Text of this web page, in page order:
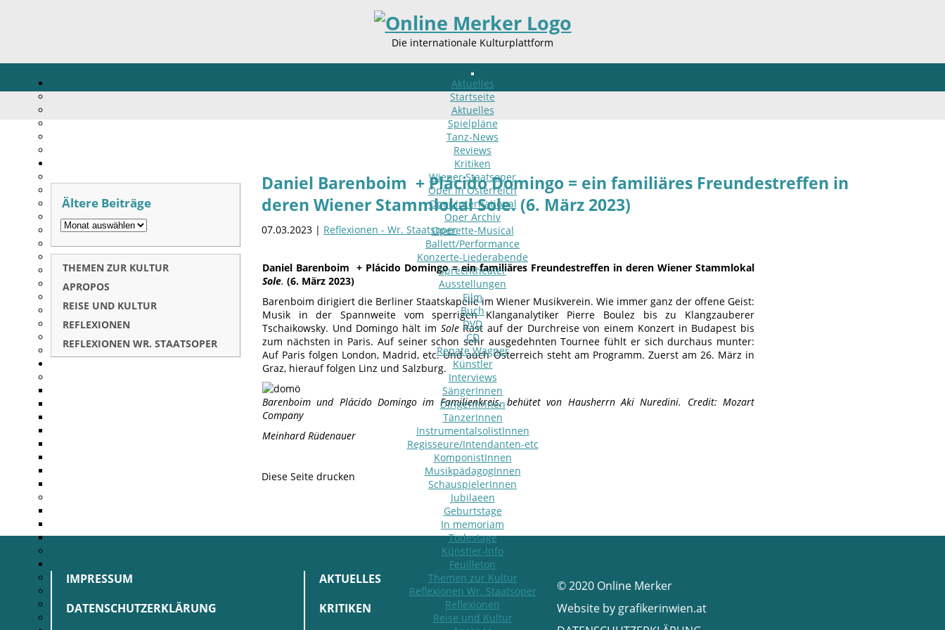
Die internationale Kulturplattform
Aktuelles
Startseite
Aktuelles
Spielpläne
Tanz-News
Reviews
Kritiken
Wiener Staatsoper
Oper in Österreich
Oper international
Oper Archiv
Operette-Musical
Ballett/Performance
Konzerte-Liederabende
Sprechtheater
Ausstellungen
Film
Buch
DVD
CD
Renate Wagner
Künstler
Interviews
SängerInnen
DirigentInnen
TänzerInnen
InstrumentalsolistInnen
Regisseure/Intendanten-etc
KomponistInnen
MusikpädagogInnen
SchauspielerInnen
Jubilaeen
Geburtstage
In memoriam
Todestage
Künstler-Info
Feuilleton
Themen zur Kultur
Reflexionen Wr. Staatsoper
Reflexionen
Reise und Kultur
Daniel Barenboim + Plácido Domingo = ein familiäres Freundestreffen in
deren Wiener Stammlokal Sole. (6. März 2023)
07.03.2023 | Reflexionen - Wr. Staatsoper
Daniel Barenboim + Plácido Domingo = ein familiäres Freundestreffen in deren Wiener Stammlokal
Sole. (6. März 2023)
Barenboim dirigiert die Berliner Staatskapelle im Wiener Musikverein. Wie immer ganz der offene Geist:
Musik in der Spannweite vom sperrigen Klanganalytiker Pierre Boulez bis zu Klangzauberer
Tschaikowsky. Und Domingo hält im SoleRast auf der Durchreise von einem Konzert in Budapest bis
zum nächsten in Paris. Auf seiner schon sehr ausgedehnten Tournee fühlt er sich durchaus munter:
Auf Paris folgen London, Madrid, etc. Und auch Österreich steht am Programm. Zuerst am 26. März in
Graz, hierauf folgen Linz und Salzburg.
Barenboim und Plácido Domingo im Familienkreis, behütet von Hausherrn Aki Nuredini. Credit: Mozart
Company
Meinhard Rüdenauer
Diese Seite drucken
Ältere Beiträge
THEMEN ZUR KULTUR
APROPOS
REISE UND KULTUR
REFLEXIONEN
REFLEXIONEN WR. STAATSOPER
IMPRESSUM
DATENSCHUTZERKLÄRUNG
AKTUELLES
KRITIKEN
© 2020 Online Merker
Website by grafikerinwien.at